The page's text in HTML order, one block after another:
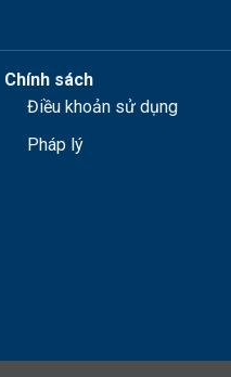
Chính sách
Điều khoản sử dụng
Pháp lý